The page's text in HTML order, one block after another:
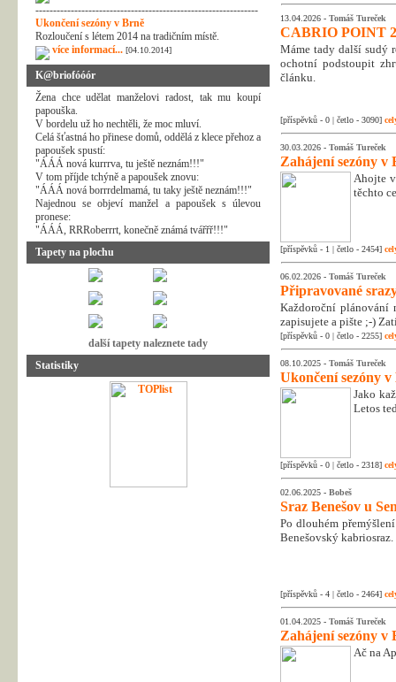
---------------------------------------------------------------
Ukončení sezóny v Brně
Rozloučení s létem 2014 na tradičním místě.
více informací... [04.10.2014]
K@briofóóór
Žena chce udělat manželovi radost, tak mu koupí
papouška.
V bordelu už ho nechtěli, že moc mluví.
Celá šťastná ho přinese domů, oddělá z klece přehoz a
papoušek spustí:
"ÁÁÁ nová kurrrva, tu ještě neznám!!!"
V tom příjde tchýně a papoušek znovu:
"ÁÁÁ nová borrrdelmamá, tu taky ještě neznám!!!"
Najednou se objeví manžel a papoušek s úlevou
pronese:
"ÁÁÁ, RRRoberrrt, konečně známá tvářřř!!!"
Tapety na plochu
další tapety naleznete tady
Statistiky
13.04.2026 - Tomáš Tureček
CABRIO POINT
Máme tady další sudý
ochotní podstoupit
článku.
[příspěvků - 0 | četlo - 3090]
30.03.2026 - Tomáš Tureček
Zahájení sezóny v
Ahojte
těchto
[příspěvků - 1 | četlo - 2454]
06.02.2026 - Tomáš Tureček
Připravované
Každoroční plánování
zapisujete a pište ;-)
[příspěvků - 0 | četlo - 2255]
08.10.2025 - Tomáš Tureček
Ukončení sezóny v
Jako
Letos
[příspěvků - 0 | četlo - 2318]
02.06.2025 - Bobeš
Sraz Benešov u
Po dlouhém
Benešovský kabriosraz.
[příspěvků - 4 | četlo - 2464]
01.04.2025 - Tomáš Tureček
Zahájení sezóny v
Ač na